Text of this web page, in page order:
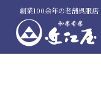
創業100余年の老舗呉服店